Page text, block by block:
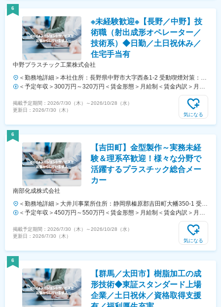
6
※未経験歓迎※【長野／中野】技
術職（射出成形オペレーター／
技術系）◆日勤／土日祝休み／
住宅手当有
中野プラスチック工業株式会社
＜勤務地詳細＞本社住所：長野県中野市大字西条1-2 受動喫煙対策：屋
内全面禁煙変更の範囲：会社の定める事業所
＜予定年収＞300万円～320万円＜賃金形態＞月給制＜賃金内訳＞月額
（基本給）：190,000円～210,000円＜月給＞190,000円～210,000円＜
昇給有無＞有＜残業手当＞有＜給与補足＞※月給には 基本給、臨時手
当、職務手当が含まれます。■賞与：2回／前年度実績より3.5ヶ月分■
通じて上下する可能性があります。月給(月額)は固定手当を含めた表記
です。
掲載予定期間： 2026/7/30（木） ～2026/10/28（水）
更新日： 2026/7/30（木）
気になる
6
【吉田町】金型製作～実務未経
験＆理系卒歓迎！様々な分野で
活躍するプラスチック総合メー
カー
南部化成株式会社
＜勤務地詳細＞大井川事業所住所：静岡県榛原郡吉田町大幡350-1 受動
喫煙対策：屋内全面禁煙変更の範囲：会社の定める事業所
＜予定年収＞450万円～550万円＜賃金形態＞月給制＜賃金内訳＞月額
（基本給）：232,300円～311,000円＜月給＞232,300円～311,000円＜
昇給有無＞有＜残業手当＞有＜給与補足＞■賞与:年2回（前年度実績：
5.68ヶ月/年）賃金はあくまでも目安の金額であり、選考を通じて上下
掲載予定期間： 2026/7/30（木） ～2026/10/28（水）
更新日： 2026/7/30（木）
気になる
6
【群馬／太田市】樹脂加工の成
形技術◆東証スタンダード上場
企業／土日祝休／資格取得支援